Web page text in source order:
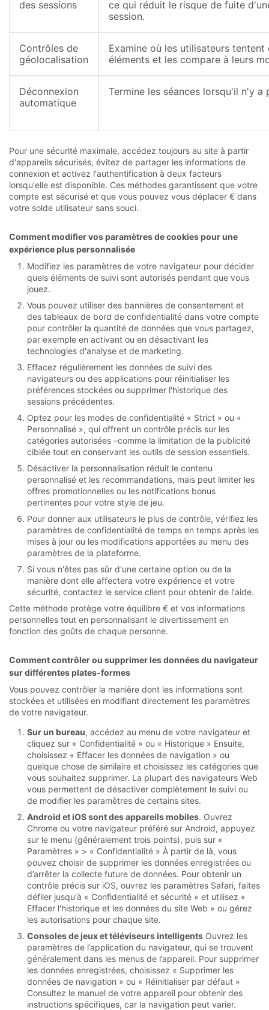
des sessions
ce qui réduit le risque de fuite
session.
Contrôles de
géolocalisation
Examine où les utilisateurs
éléments et les compare à leurs
Déconnexion
automatique
Termine les séances lorsqu'il n'y a
Pour une sécurité maximale, accédez toujours au site à partir
d'appareils sécurisés, évitez de partager les informations de
connexion et activez l'authentification à deux facteurs
lorsqu'elle est disponible. Ces méthodes garantissent que votre
compte est sécurisé et que vous pouvez vous déplacer € dans
votre solde utilisateur sans souci.
Comment modifier vos paramètres de cookies pour une
expérience plus personnalisée
Modifiez les paramètres de votre navigateur pour décider
quels éléments de suivi sont autorisés pendant que vous
jouez.
Vous pouvez utiliser des bannières de consentement et
des tableaux de bord de confidentialité dans votre compte
pour contrôler la quantité de données que vous partagez,
par exemple en activant ou en désactivant les
technologies d'analyse et de marketing.
Effacez régulièrement les données de suivi des
navigateurs ou des applications pour réinitialiser les
préférences stockées ou supprimer l'historique des
sessions précédentes.
Optez pour les modes de confidentialité « Strict » ou «
Personnalisé », qui offrent un contrôle précis sur les
catégories autorisées –comme la limitation de la publicité
ciblée tout en conservant les outils de session essentiels.
Désactiver la personnalisation réduit le contenu
personnalisé et les recommandations, mais peut limiter les
offres promotionnelles ou les notifications bonus
pertinentes pour votre style de jeu.
Pour donner aux utilisateurs le plus de contrôle, vérifiez les
paramètres de confidentialité de temps en temps après les
mises à jour ou les modifications apportées au menu des
paramètres de la plateforme.
Si vous n'êtes pas sûr d'une certaine option ou de la
manière dont elle affectera votre expérience et votre
sécurité, contactez le service client pour obtenir de l'aide.
Cette méthode protège votre équilibre € et vos informations
personnelles tout en personnalisant le divertissement en
fonction des goûts de chaque personne.
Comment contrôler ou supprimer les données du navigateur
sur différentes plates-formes
Vous pouvez contrôler la manière dont les informations sont
stockées et utilisées en modifiant directement les paramètres
de votre navigateur.
Sur un bureau, accédez au menu de votre navigateur et
cliquez sur « Confidentialité » ou « Historique » Ensuite,
choisissez « Effacer les données de navigation » ou
quelque chose de similaire et choisissez les catégories que
vous souhaitez supprimer. La plupart des navigateurs Web
vous permettent de désactiver complètement le suivi ou
de modifier les paramètres de certains sites.
Android et iOS sont des appareils mobiles. Ouvrez
Chrome ou votre navigateur préféré sur Android, appuyez
sur le menu (généralement trois points), puis sur «
Paramètres » > « Confidentialité » À partir de là, vous
pouvez choisir de supprimer les données enregistrées ou
d’arrêter la collecte future de données. Pour obtenir un
contrôle précis sur iOS, ouvrez les paramètres Safari, faites
défiler jusqu'à « Confidentialité et sécurité » et utilisez «
Effacer l'historique et les données du site Web » ou gérez
les autorisations pour chaque site.
Consoles de jeux et téléviseurs intelligents Ouvrez les
paramètres de l’application du navigateur, qui se trouvent
généralement dans les menus de l’appareil. Pour supprimer
les données enregistrées, choisissez « Supprimer les
données de navigation » ou « Réinitialiser par défaut »
Consultez le manuel de votre appareil pour obtenir des
instructions spécifiques, car la navigation peut varier.